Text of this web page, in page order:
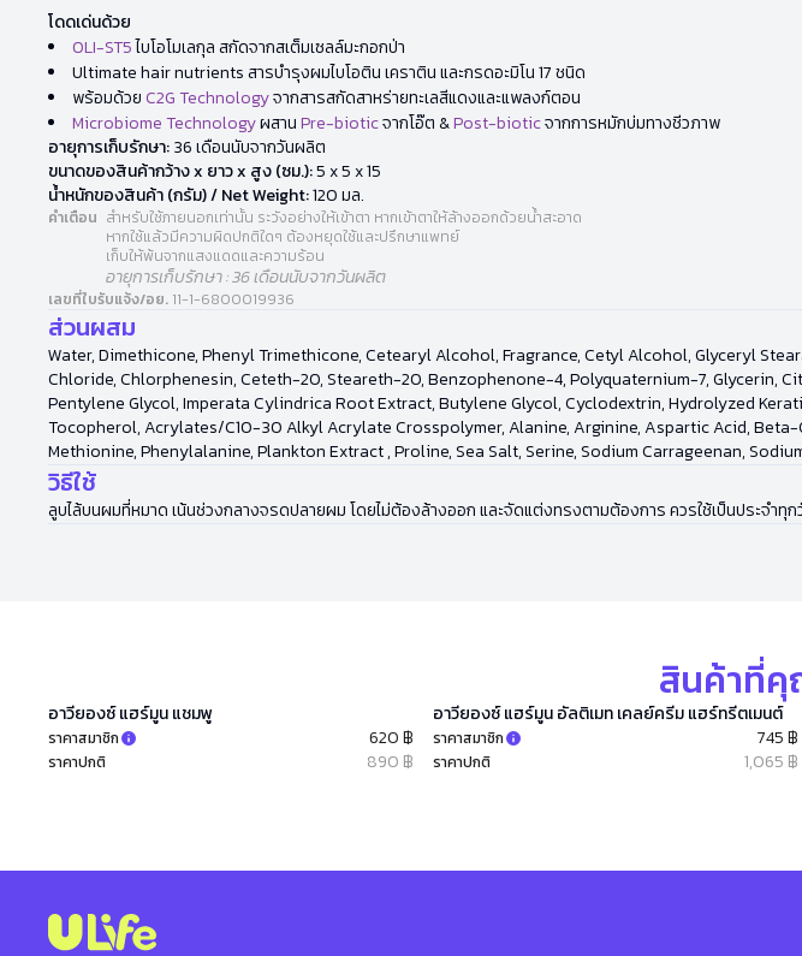
โดดเด่นด้วย
OLI-ST5ไบโอโมเลกุล สกัดจากสเต็มเซลล์มะกอกป่า
Ultimate hair nutrients สารบำรุงผมไบโอติน เคราติน และกรดอะมิโน 17 ชนิด
พร้อมด้วยC2G Technologyจากสารสกัดสาหร่ายทะเลสีแดงและแพลงก์ตอน
Microbiome TechnologyผสานPre-bioticจากโอ๊ต &Post-bioticจากการหมักบ่มทางชีวภาพ
อายุการเก็บรักษา:36 เดือนนับจากวันผลิต
ขนาดของสินค้ากว้าง x ยาว x สูง (ซม.):5 x 5 x 15
น้ำหนักของสินค้า (กรัม) / Net Weight:120 มล.
คำเตือน สำหรับใช้ภายนอกเท่านั้น ระวังอย่างให้เข้าตา หากเข้าตาให้ล้างออกด้วยน้ำสะอาด
หากใช้แล้วมีความผิดปกติใดๆ ต้องหยุดใช้และปรึกษาแพทย์
เก็บให้พ้นจากแสงแดดและความร้อน
อายุการเก็บรักษา : 36 เดือนนับจากวันผลิต
เลขที่ใบรับแจ้ง/อย. 11-1-6800019936
ส่วนผสม
Water, Dimethicone, Phenyl Trimethicone, Cetearyl Alcohol, Fragrance, Cetyl Alcohol, Glyceryl
Chloride, Chlorphenesin, Ceteth-20, Steareth-20, Benzophenone-4, Polyquaternium-7, Glycerin,
Pentylene Glycol, Imperata Cylindrica Root Extract, Butylene Glycol, Cyclodextrin, Hydrolyzed
Tocopherol, Acrylates/C10-30 Alkyl Acrylate Crosspolymer, Alanine, Arginine, Aspartic Acid,
Methionine, Phenylalanine, Plankton Extract , Proline, Sea Salt, Serine, Sodium Carrageenan,
วิธีใช้
ลูบไล้บนผมที่หมาด เน้นช่วงกลางจรดปลายผม โดยไม่ต้องล้างออก และจัดแต่งทรงตามต้องการ ควรใช้เป็นประจำทุก
สินค้าที่คุ
อาวียองซ์ แฮร์มูน แชมพู
ราคาสมาชิก 620 ฿
ราคาปกติ 890 ฿
อาวียองซ์ แฮร์มูน อัลติเมท เคลย์ครีม แฮร์ทรีตเมนต์
ราคาสมาชิก 745 ฿
ราคาปกติ 1,065 ฿